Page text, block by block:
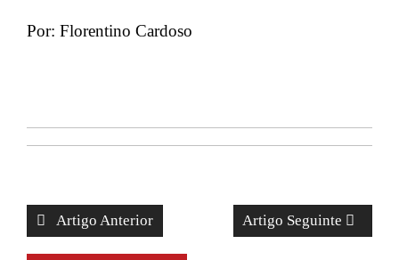
Por: Florentino Cardoso
Artigo Anterior Artigo Seguinte